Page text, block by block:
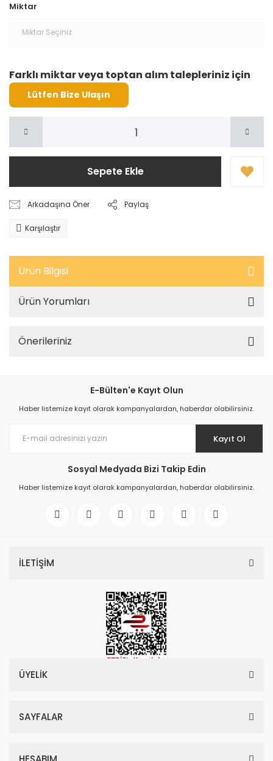
Miktar
Farklı miktar veya toptan alım talepleriniz için
Lütfen Bize Ulaşın
Sepete Ekle
Arkadaşına Öner Paylaş
Karşılaştır
Ürün Bilgisi
Ürün Yorumları
Önerileriniz
E-Bülten'e Kayıt Olun
Haber listemize kayıt olarak kampanyalardan, haberdar olabilirsiniz.
Kayıt Ol
Sosyal Medyada Bizi Takip Edin
Haber listemize kayıt olarak kampanyalardan, haberdar olabilirsiniz.
İLETİŞİM
ÜYELİK
SAYFALAR